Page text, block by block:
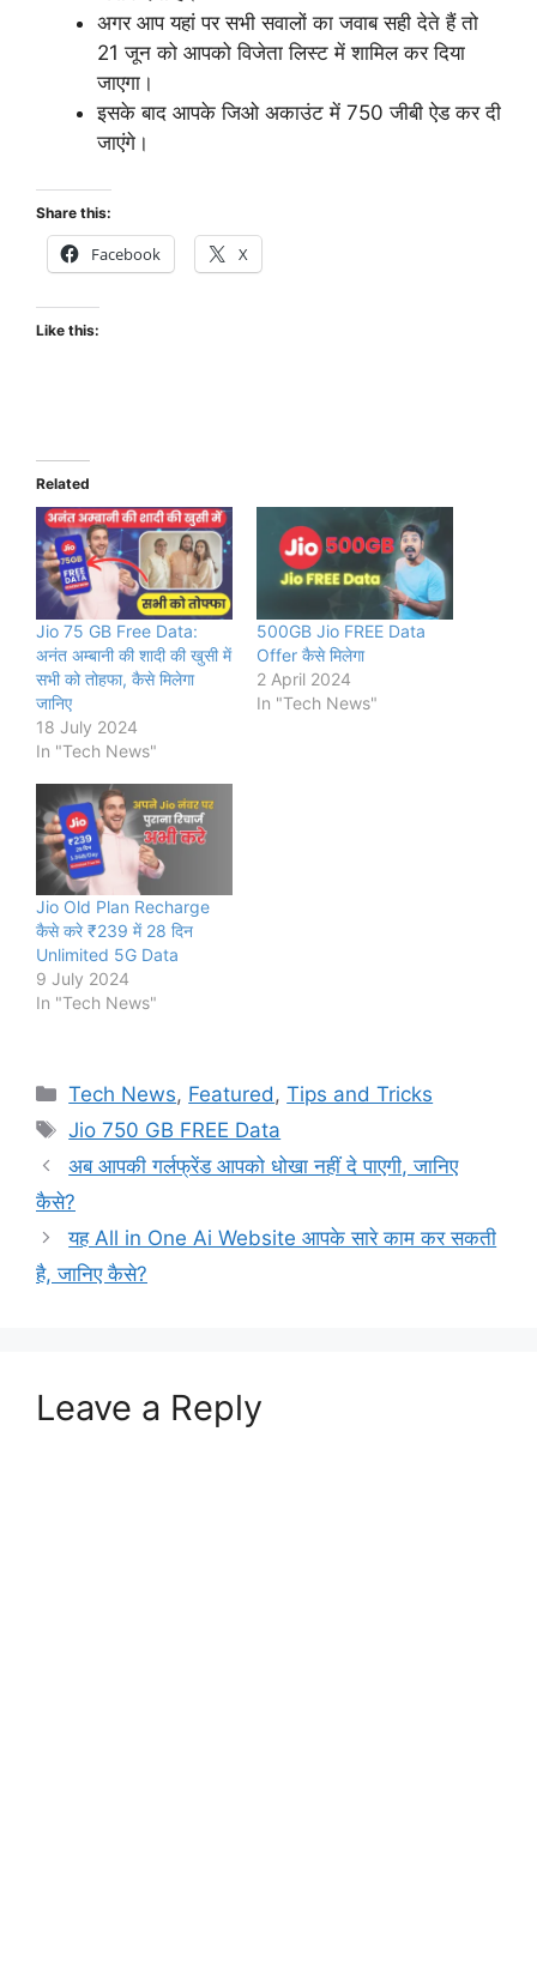
अगर आप यहां पर सभी सवालों का जवाब सही देते हैं तो
21 जून को आपको विजेता लिस्ट में शामिल कर दिया
जाएगा।
इसके बाद आपके जिओ अकाउंट में 750 जीबी ऐड कर दी
जाएंगे।
Share this:
Facebook X
Like this:
Related
Jio 75 GB Free Data:
अनंत अम्बानी की शादी की खुसी में
सभी को तोहफा, कैसे मिलेगा
जानिए
18 July 2024
In "Tech News"
500GB Jio FREE Data
Offer कैसे मिलेगा
2 April 2024
In "Tech News"
Jio Old Plan Recharge
कैसे करे ₹239 में 28 दिन
Unlimited 5G Data
9 July 2024
In "Tech News"
Categories
Tech News, Featured,Tips and Tricks
Tags
Jio 750 GB FREE Data
अब आपकी गर्लफ्रेंड आपको धोखा नहीं दे पाएगी, जानिए
कैसे?
यह All in One Ai Website आपके सारे काम कर सकती
है, जानिए कैसे?
Leave a Reply